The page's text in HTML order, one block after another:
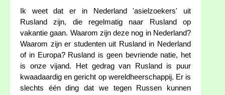
Ik weet dat er in Nederland 'asielzoekers' uit
Rusland zijn, die regelmatig naar Rusland op
vakantie gaan. Waarom zijn deze nog in Nederland?
Waarom zijn er studenten uit Rusland in Nederland
of in Europa? Rusland is geen bevriende natie, het
is onze vijand. Het gedrag van Rusland is puur
kwaadaardig en gericht op wereldheerschappij. Er is
slechts één ding dat we tegen Russen kunnen